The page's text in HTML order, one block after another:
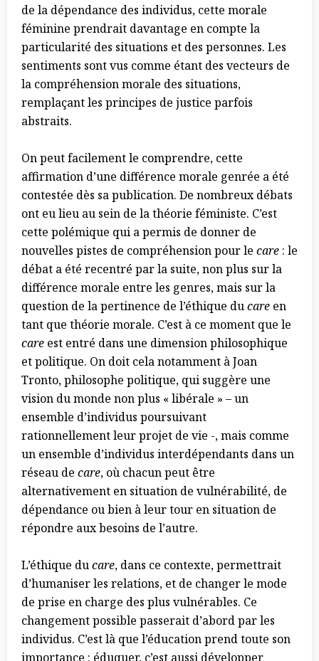
de la dépendance des individus, cette morale
féminine prendrait davantage en compte la
particularité des situations et des personnes. Les
sentiments sont vus comme étant des vecteurs de
la compréhension morale des situations,
remplaçant les principes de justice parfois
abstraits.
On peut facilement le comprendre, cette
affirmation d’une différence morale genrée a été
contestée dès sa publication. De nombreux débats
ont eu lieu au sein de la théorie féministe. C’est
cette polémique qui a permis de donner de
nouvelles pistes de compréhension pour le care : le
débat a été recentré par la suite, non plus sur la
différence morale entre les genres, mais sur la
question de la pertinence de l’éthique ducare en
tant que théorie morale. C’est à ce moment que le
care est entré dans une dimension philosophique
et politique. On doit cela notamment à Joan
Tronto, philosophe politique, qui suggère une
vision du monde non plus « libérale » – un
ensemble d’individus poursuivant
rationnellement leur projet de vie -, mais comme
un ensemble d’individus interdépendants dans un
réseau de care, où chacun peut être
alternativement en situation de vulnérabilité, de
dépendance ou bien à leur tour en situation de
répondre aux besoins de l’autre.
L’éthique ducare, dans ce contexte, permettrait
d’humaniser les relations, et de changer le mode
de prise en charge des plus vulnérables. Ce
changement possible passerait d’abord par les
individus. C’est là que l’éducation prend toute son
importance : éduquer, c’est aussi développer